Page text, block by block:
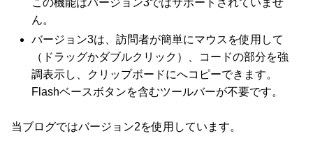
ん。
バージョン3は、訪問者が簡単にマウスを使用して
（ドラッグかダブルクリック）、コードの部分を強
調表示し、クリップボードにへコピーできます。
Flashベースボタンを含むツールバーが不要です。
当ブログではバージョン2を使用しています。